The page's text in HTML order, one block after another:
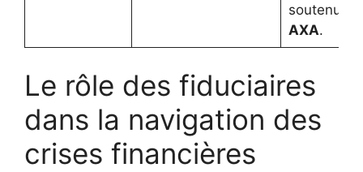
soutenus
AXA.
Le rôle des fiduciaires
dans la navigation des
crises financières